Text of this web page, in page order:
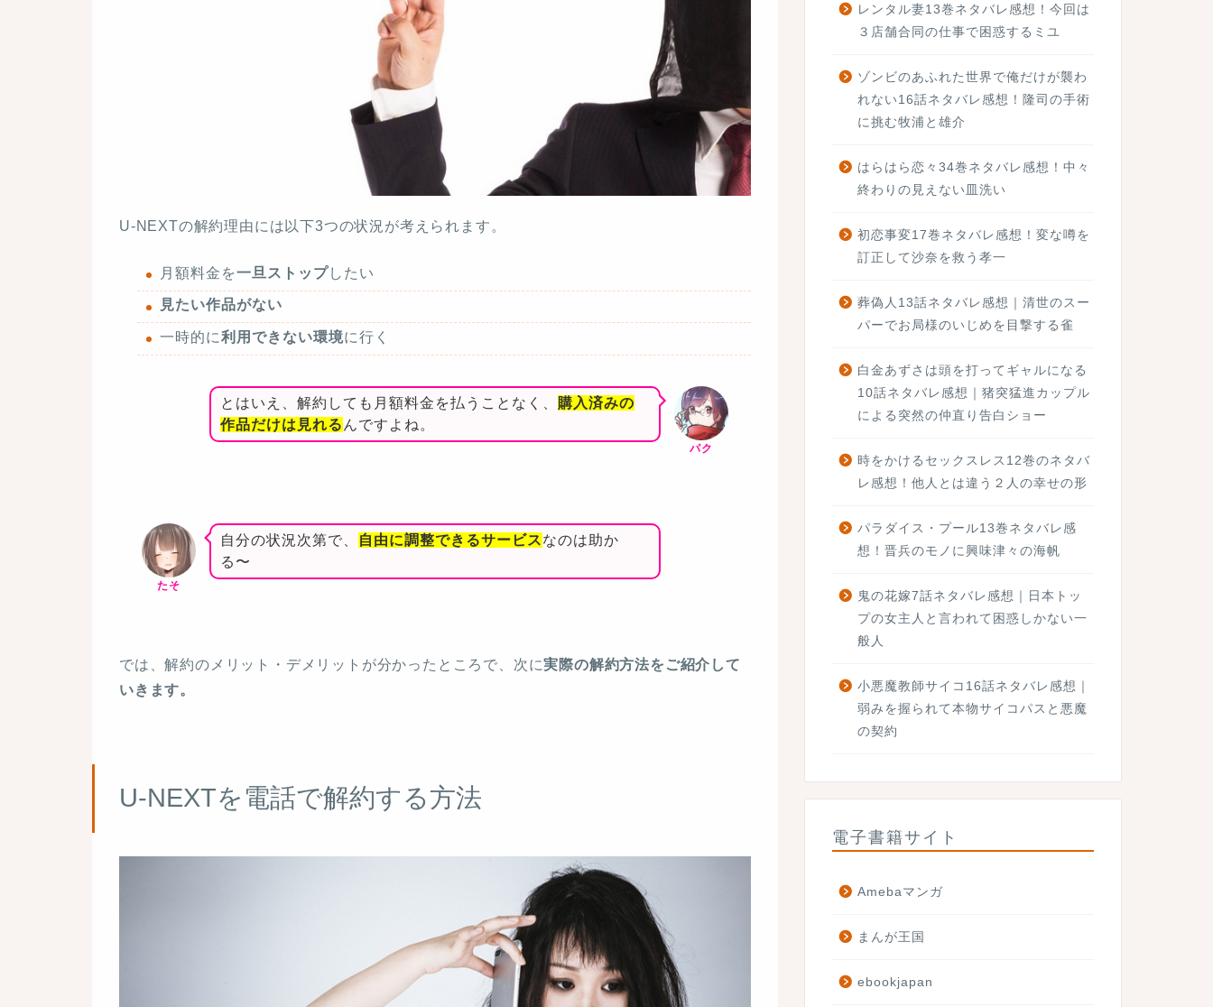
U-NEXTの解約理由には以下3つの状況が考えられます。
月額料金を一旦ストップしたい
見たい作品がない
一時的に利用できない環境に行く
パク
とはいえ、解約しても月額料金を払うことなく、 購入済みの
作品だけは見れる んですよね。
たそ
自分の状況次第で、 自由に調整できるサービスなのは助か
る〜
では、解約のメリット・デメリットが分かったところで、次に実際の解約方法をご紹介して
いきます。
U-NEXTを電話で解約する方法
レンタル妻13巻ネタバレ感想！今回は
３店舗合同の仕事で困惑するミユ
ゾンビのあふれた世界で俺だけが襲わ
れない16話ネタバレ感想！隆司の手術
に挑む牧浦と雄介
はらはら恋々34巻ネタバレ感想！中々
終わりの見えない皿洗い
初恋事変17巻ネタバレ感想！変な噂を
訂正して沙奈を救う孝一
葬偽人13話ネタバレ感想｜清世のスー
パーでお局様のいじめを目撃する雀
白金あずさは頭を打ってギャルになる
10話ネタバレ感想｜猪突猛進カップル
による突然の仲直り告白ショー
時をかけるセックスレス12巻のネタバ
レ感想！他人とは違う２人の幸せの形
パラダイス・プール13巻ネタバレ感
想！晋兵のモノに興味津々の海帆
鬼の花嫁7話ネタバレ感想｜日本トッ
プの女主人と言われて困惑しかない一
般人
小悪魔教師サイコ16話ネタバレ感想｜
弱みを握られて本物サイコパスと悪魔
の契約
電子書籍サイト
Amebaマンガ
まんが王国
ebookjapan